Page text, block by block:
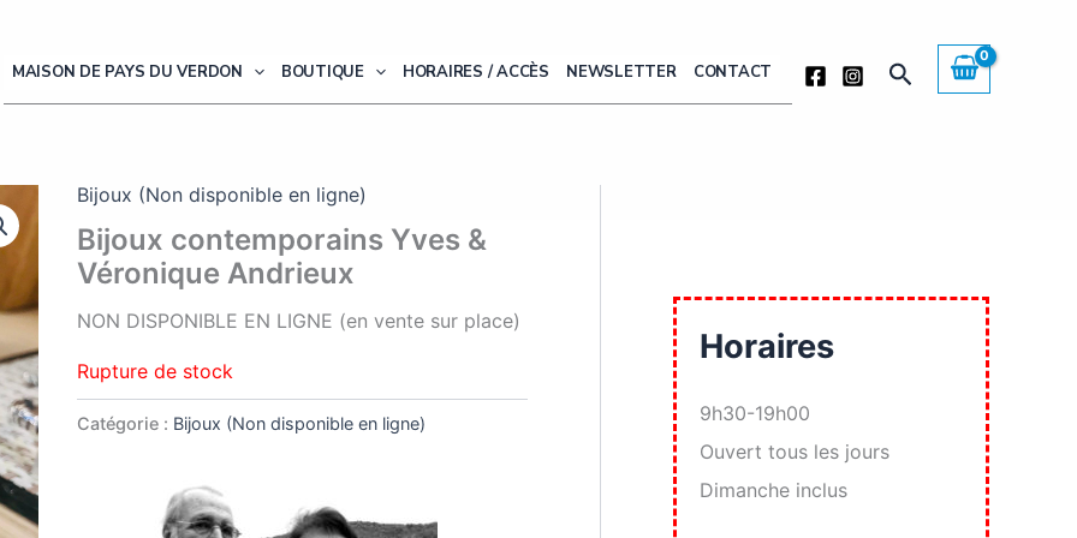
MAISON DE PAYS DU VERDON BOUTIQUE HORAIRES / ACCÈS NEWSLETTER CONTACT Rechercher
Bijoux (Non disponible en ligne)
Bijoux contemporains Yves &
Véronique Andrieux
NON DISPONIBLE EN LIGNE (en vente sur place)
Rupture de stock
Catégorie : Bijoux (Non disponible en ligne)
Horaires
9h30-19h00
Ouvert tous les jours
Dimanche inclus